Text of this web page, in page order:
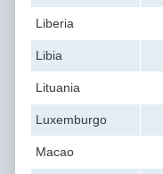
Liberia
Libia
Lituania
Luxemburgo
Macao